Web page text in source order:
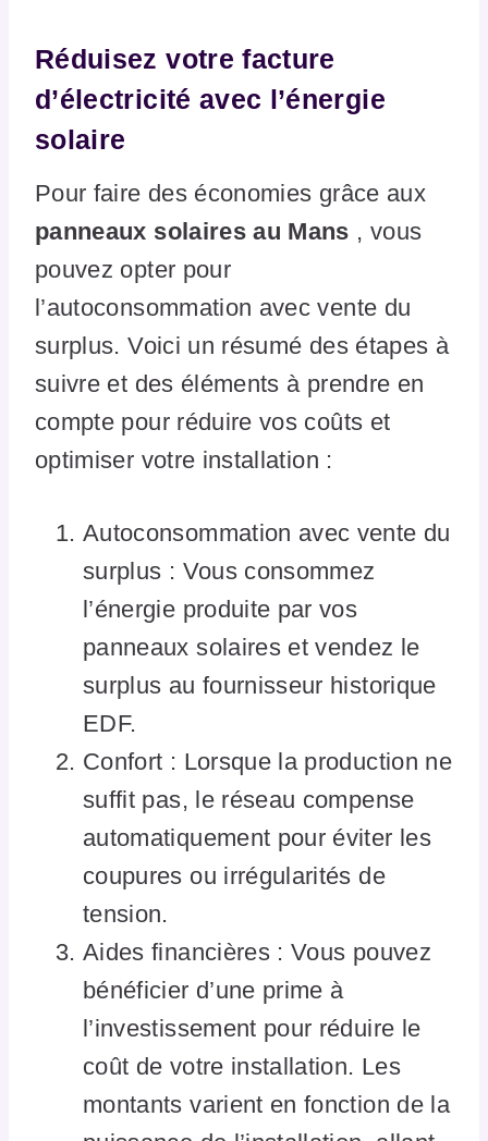
Réduisez votre facture
d’électricité avec l’énergie
solaire
Pour faire des économies grâce aux
panneaux solaires au Mans , vous
pouvez opter pour
l’autoconsommation avec vente du
surplus. Voici un résumé des étapes à
suivre et des éléments à prendre en
compte pour réduire vos coûts et
optimiser votre installation :
Autoconsommation avec vente du
surplus : Vous consommez
l’énergie produite par vos
panneaux solaires et vendez le
surplus au fournisseur historique
EDF.
Confort : Lorsque la production ne
suffit pas, le réseau compense
automatiquement pour éviter les
coupures ou irrégularités de
tension.
Aides financières : Vous pouvez
bénéficier d’une prime à
l’investissement pour réduire le
coût de votre installation. Les
montants varient en fonction de la